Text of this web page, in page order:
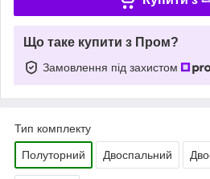
Що таке купити з Пром?
Замовлення під захистом
Тип комплекту
Полуторний Двоспальний